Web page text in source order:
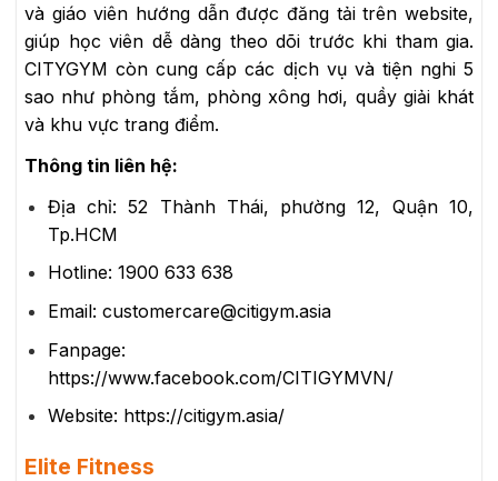
và giáo viên hướng dẫn được đăng tải trên website,
giúp học viên dễ dàng theo dõi trước khi tham gia.
CITYGYM còn cung cấp các dịch vụ và tiện nghi 5
sao như phòng tắm, phòng xông hơi, quầy giải khát
và khu vực trang điểm.
Thông tin liên hệ:
Địa chỉ: 52 Thành Thái, phường 12, Quận 10,
Tp.HCM
Hotline: 1900 633 638
Email: customercare@citigym.asia
Fanpage:
https://www.facebook.com/CITIGYMVN/
Website: https://citigym.asia/
Elite Fitness